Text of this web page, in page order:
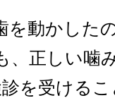
を動かした
、正しい噛
を受ける